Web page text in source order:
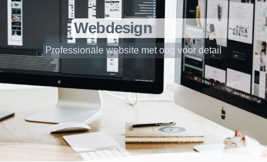
Webdesign
Professionale website met oog voor detail